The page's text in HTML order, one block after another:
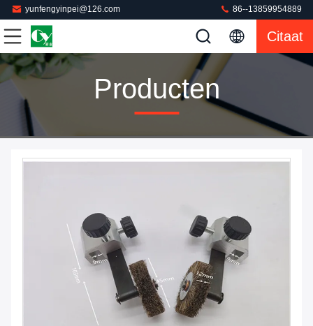
yunfengyinpei@126.com 86--13859954889
Citaat
Producten